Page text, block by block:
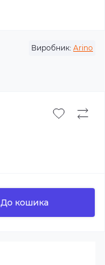
Виробник: Arino
До кошика